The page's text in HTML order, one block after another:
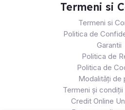
Termeni si
Termeni si
Politica de
Garantii
Politica de
Politica de
Modalități de
Termeni și condiții
Credit Online